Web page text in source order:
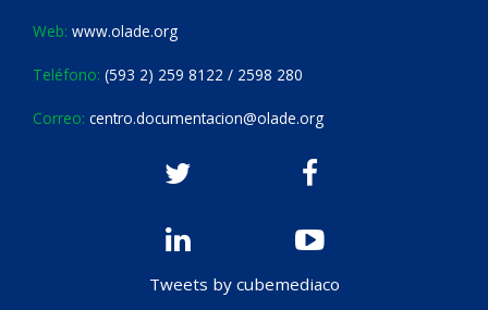
Web: www.olade.org
Teléfono: (593 2) 259 8122 / 2598 280
Correo: centro.documentacion@olade.org
Tweets by cubemediaco